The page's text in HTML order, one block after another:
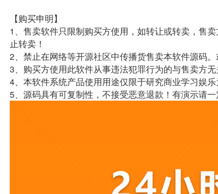
【购买申明】
1、售卖软件只限制购买方使用，如转让或转卖，售
止转卖！
2、禁止在网络等开源社区中传播货售卖本软件源码
3、购买方使用此软件从事违法犯罪行为的与售卖方
4、本软件系统产品使用用途仅限于研究商业学习娱
5、源码具有可复制性，不接受恶意退款！有演示请